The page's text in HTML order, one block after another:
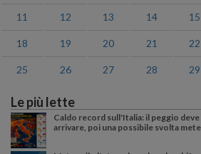
11 12 13 14 15
18 19 20 21 22
25 26 27 28 29
Le più lette
Caldo record sull'Italia: il peggio
arrivare, poi una possibile svolta